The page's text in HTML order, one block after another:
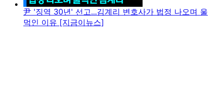
尹 '징역 30년' 선고...김계리 변호사가 법정 나오며 울
먹인 이유 [지금이뉴스]